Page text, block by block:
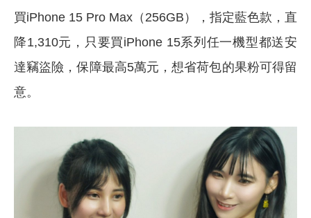
買iPhone 15 Pro Max（256GB），指定藍色款，直
降1,310元，只要買iPhone 15系列任一機型都送安
達竊盜險，保障最高5萬元，想省荷包的果粉可得留
意。